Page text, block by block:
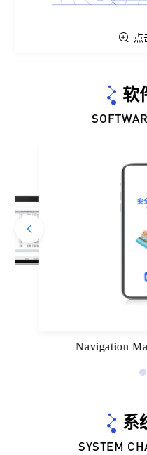
点
软
Navigation
系
SYSTEM